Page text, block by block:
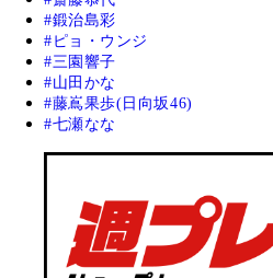
鍛治島彩
ピョ・ウンジ
三園響子
山田かな
藤嶌果歩(日向坂46)
七瀬なな